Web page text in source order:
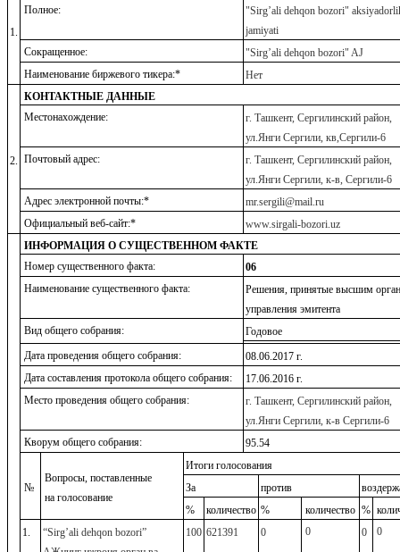
1.
Полное: "Sirg’ali dehqon bozori"
jamiyati
Сокращенное:
"Sirg’ali dehqon bozori" AJ
Наименование биржевого тикера:*
Нет
2.
КОНТАКТНЫЕ ДАННЫЕ
Местонахождение:
г. Ташкент, Сергилинский район,
ул.Янги Сергили, кв,Сергили-6
Почтовый адрес:
г. Ташкент, Сергилинский район,
ул.Янги Сергили, к-в, Сергили-6
Адрес электронной почты:*
mr.sergili@mail.ru
Официальный веб-сайт:*
www.sirgali-bozori.uz
ИНФОРМАЦИЯ О СУЩЕСТВЕННОМ ФАКТЕ
Номер существенного факта:
06
Наименование существенного факта:
Решения, принятые высшим
управления эмитента
Вид общего собрания:
Годовое
Дата проведения общего собрания:
08.06.2017 г.
Дата составления протокола общего собрания:
17.06.2016 г.
Место проведения общего собрания:
г. Ташкент, Сергилинский район,
ул.Янги Сергили, к-в Сергили-6
Кворум общего собрания:
95.54
№
Вопросы, поставленные
на голосование
Итоги голосования
За
против
%
количество % количество %
1.
“Sirg’ali dehqon bozori”
100 621391 0 0 0 0